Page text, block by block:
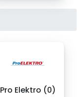
Pro Elektro (0)